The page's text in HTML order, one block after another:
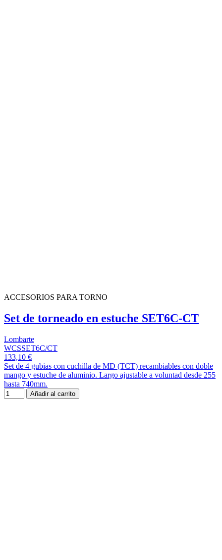
ACCESORIOS PARA TORNO
Set de torneado en estuche SET6C-CT
Lombarte
WCSSET6C/CT
133,10 €
Set de 4 gubias con cuchilla de MD (TCT) recambiables con doble
mango y estuche de aluminio. Largo ajustable a voluntad desde 255
hasta 740mm.
Añadir al carrito